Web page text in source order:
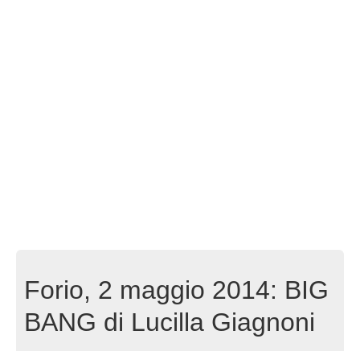
Forio, 2 maggio 2014: BIG
BANG di Lucilla Giagnoni